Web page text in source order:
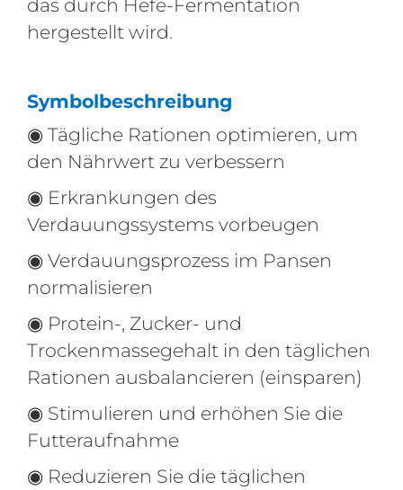
das durch Hefe-Fermentation
hergestellt wird.
Symbolbeschreibung
◉ Tägliche Rationen optimieren, um
den Nährwert zu verbessern
◉ Erkrankungen des
Verdauungssystems vorbeugen
◉ Verdauungsprozess im Pansen
normalisieren
◉ Protein-, Zucker- und
Trockenmassegehalt in den täglichen
Rationen ausbalancieren (einsparen)
◉ Stimulieren und erhöhen Sie die
Futteraufnahme
◉ Reduzieren Sie die täglichen